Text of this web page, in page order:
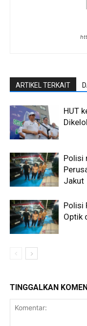
ARTIKEL TERKAIT
HUT
Polisi
Jakut
Polisi
Optik
TINGGALKAN